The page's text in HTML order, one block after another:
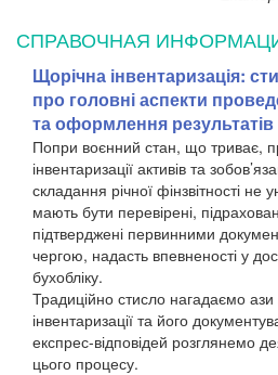
СПРАВОЧНАЯ
Щорічна інвентаризація:
про головні аспекти
та оформлення результатів
Попри воєнний стан, що триває,
інвентаризації активів та
складання річної фінзвітності не
мають бути перевірені,
підтверджені первинними
чергою, надасть впевненості у
бухобліку.
Традиційно стисло нагадаємо
інвентаризації та його
експрес-відповідей розглянемо
цього процесу.